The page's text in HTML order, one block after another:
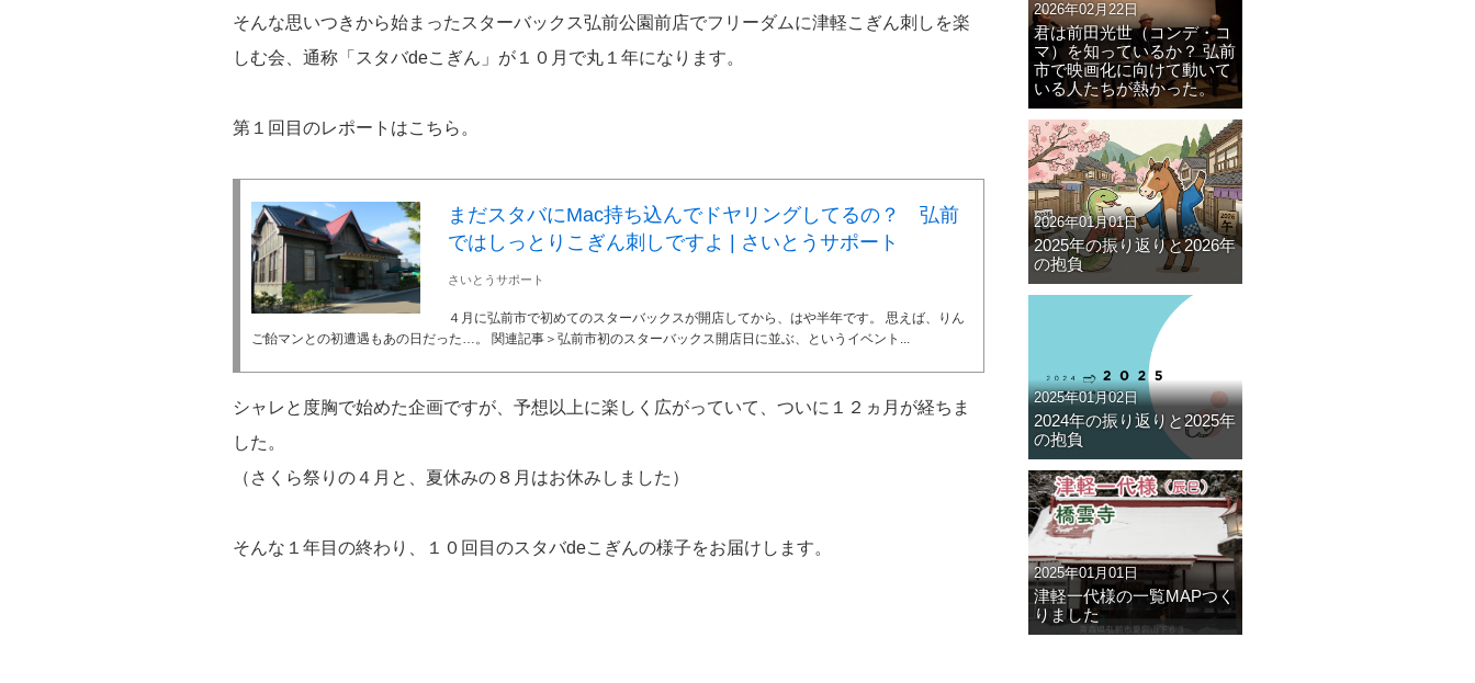
そんな思いつきから始まったスターバックス弘前公園前店でフリーダムに津軽こぎん刺しを楽
しむ会、通称「スタバdeこぎん」が１０月で丸１年になります。
第１回目のレポートはこちら。
まだスタバにMac持ち込んでドヤリングしてるの？ 弘前
ではしっとりこぎん刺しですよ | さいとうサポート
さいとうサポート
４月に弘前市で初めてのスターバックスが開店してから、はや半年です。 思えば、りん
ご飴マンとの初遭遇もあの日だった…。 関連記事＞弘前市初のスターバックス開店日に並ぶ、というイベント...
シャレと度胸で始めた企画ですが、予想以上に楽しく広がっていて、ついに１２ヵ月が経ちま
した。
（さくら祭りの４月と、夏休みの８月はお休みしました）
そんな１年目の終わり、１０回目のスタバdeこぎんの様子をお届けします。
2026年02月22日
君は前田光世（コンデ・コ
マ）を知っているか？ 弘前
市で映画化に向けて動いて
いる人たちが熱かった。
2026年01月01日
2025年の振り返りと2026年
の抱負
2025年01月02日
2024年の振り返りと2025年
の抱負
2025年01月01日
津軽一代様の一覧MAPつく
りました